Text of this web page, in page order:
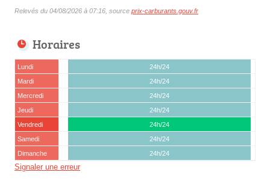
Relevés du 04/08/2026 à 07:16, source prix-carburants.gouv.fr
Horaires
Lundi
24h/24
Mardi
24h/24
Mercredi
24h/24
Jeudi
24h/24
Vendredi
24h/24
Samedi
24h/24
Dimanche
24h/24
Signaler une erreur